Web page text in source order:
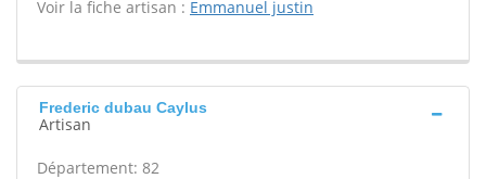
Voir la fiche artisan : Emmanuel justin
Frederic dubau Caylus
Artisan
Département: 82